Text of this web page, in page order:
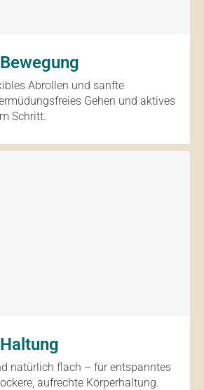
Abrollen und sanfte
Gehen und aktives
Schritt.
natürlich flach – für entspanntes
aufrechte Körperhaltung.